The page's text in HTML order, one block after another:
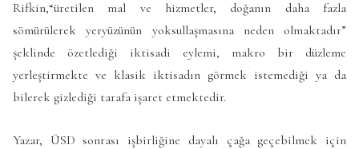
Rifkin,“üretilen mal ve hizmetler, doğanın daha fazla
sömürülerek yeryüzünün yoksullaşmasına neden olmaktadır”
şeklinde özetlediği iktisadi eylemi, makro bir düzleme
yerleştirmekte ve klasik iktisadın görmek istemediği ya da
bilerek gizlediği tarafa işaret etmektedir.
Yazar, ÜSD sonrası işbirliğine dayalı çağa geçebilmek için